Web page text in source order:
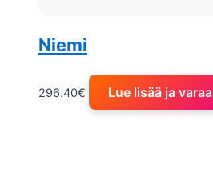
Niemi
296.40€ Lue lisää ja varaa